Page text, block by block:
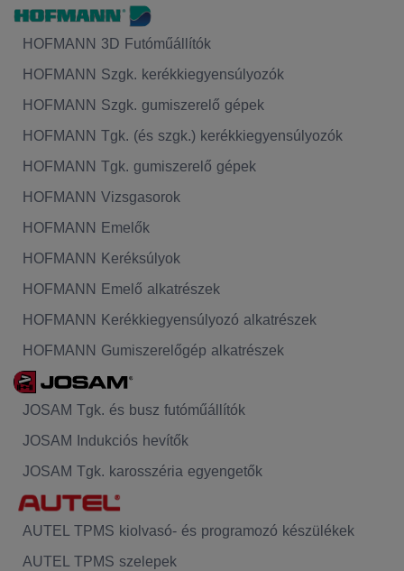
HOFMANN 3D Futóműállítók
HOFMANN Szgk. kerékkiegyensúlyozók
HOFMANN Szgk. gumiszerelő gépek
HOFMANN Tgk. (és szgk.) kerékkiegyensúlyozók
HOFMANN Tgk. gumiszerelő gépek
HOFMANN Vizsgasorok
HOFMANN Emelők
HOFMANN Keréksúlyok
HOFMANN Emelő alkatrészek
HOFMANN Kerékkiegyensúlyozó alkatrészek
HOFMANN Gumiszerelőgép alkatrészek
JOSAM Tgk. és busz futóműállítók
JOSAM Indukciós hevítők
JOSAM Tgk. karosszéria egyengetők
AUTEL TPMS kiolvasó- és programozó készülékek
AUTEL TPMS szelepek